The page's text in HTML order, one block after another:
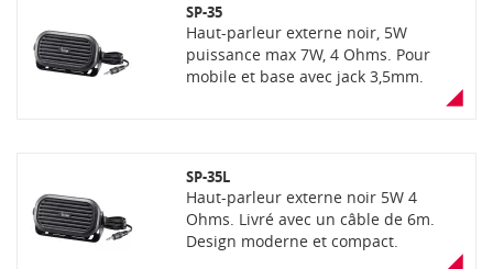
SP-35
Haut-parleur externe noir, 5W
puissance max 7W, 4 Ohms. Pour
mobile et base avec jack 3,5mm.
SP-35L
Haut-parleur externe noir 5W 4
Ohms. Livré avec un câble de 6m.
Design moderne et compact.